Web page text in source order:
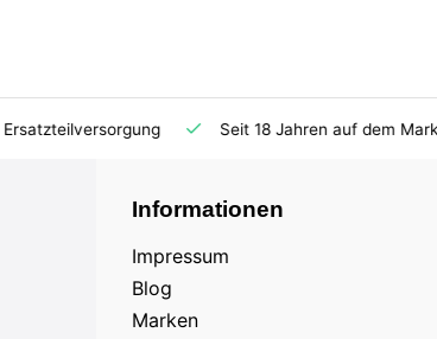
Seit 18 Jahren auf dem Markt Importeur für AT und
Informationen
Impressum
Blog
Marken